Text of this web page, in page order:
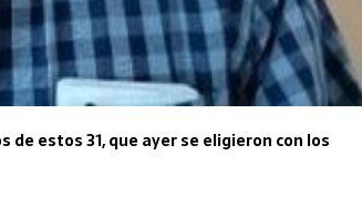
estos 31, que ayer se eligieron con los